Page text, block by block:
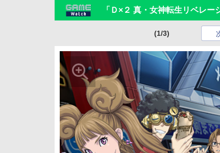
「Ｄ×２ 真・女神転生リベレ
(1/3)